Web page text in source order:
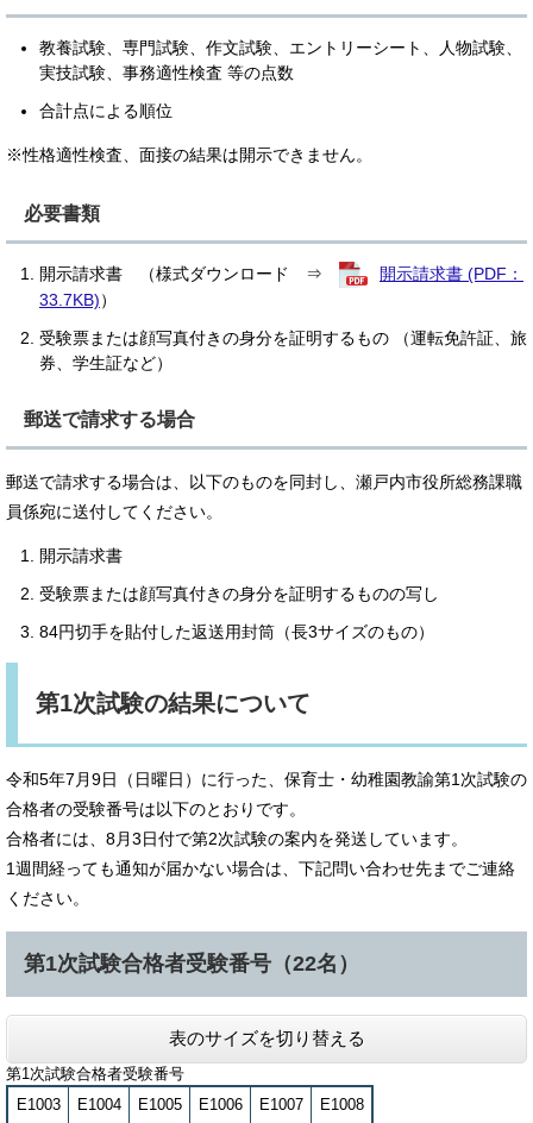
教養試験、専門試験、作文試験、エントリーシート、人物試験、
実技試験、事務適性検査 等の点数
合計点による順位
※性格適性検査、面接の結果は開示できません。
必要書類
開示請求書 （様式ダウンロード ⇒
開示請求書 (PDF：
33.7KB)）
受験票または顔写真付きの身分を証明するもの （運転免許証、旅
券、学生証など）
郵送で請求する場合
郵送で請求する場合は、以下のものを同封し、瀬戸内市役所総務課職
員係宛に送付してください。
開示請求書
受験票または顔写真付きの身分を証明するものの写し
84円切手を貼付した返送用封筒（長3サイズのもの）
第1次試験の結果について
令和5年7月9日（日曜日）に行った、保育士・幼稚園教諭第1次試験の
合格者の受験番号は以下のとおりです。
合格者には、8月3日付で第2次試験の案内を発送しています。
1週間経っても通知が届かない場合は、下記問い合わせ先までご連絡
ください。
第1次試験合格者受験番号（22名）
表のサイズを切り替える
第1次試験合格者受験番号
E1003
E1004 E1005 E1006 E1007 E1008